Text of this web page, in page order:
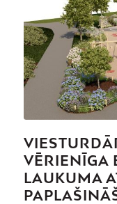
VĒRIENĪGA
LAUKUMA